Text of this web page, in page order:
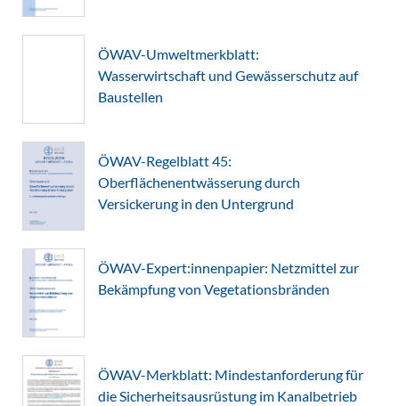
ÖWAV-Umweltmerkblatt:
Wasserwirtschaft und Gewässerschutz auf
Baustellen
ÖWAV-Regelblatt 45:
Oberflächenentwässerung durch
Versickerung in den Untergrund
ÖWAV-Expert:innenpapier: Netzmittel zur
Bekämpfung von Vegetationsbränden
ÖWAV-Merkblatt: Mindestanforderung für
die Sicherheitsausrüstung im Kanalbetrieb